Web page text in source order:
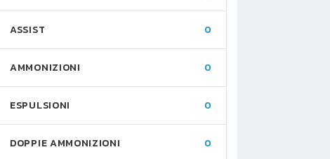
ASSIST 0
AMMONIZIONI 0
ESPULSIONI 0
DOPPIE AMMONIZIONI 0